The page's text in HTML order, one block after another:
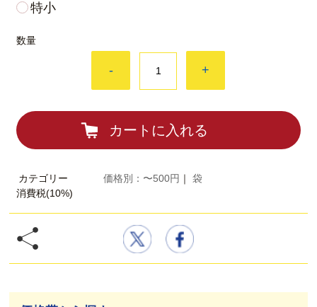
特小
数量
- +
カートに入れる
カテゴリー 価格別：〜500円 ｜袋
消費税(10%)